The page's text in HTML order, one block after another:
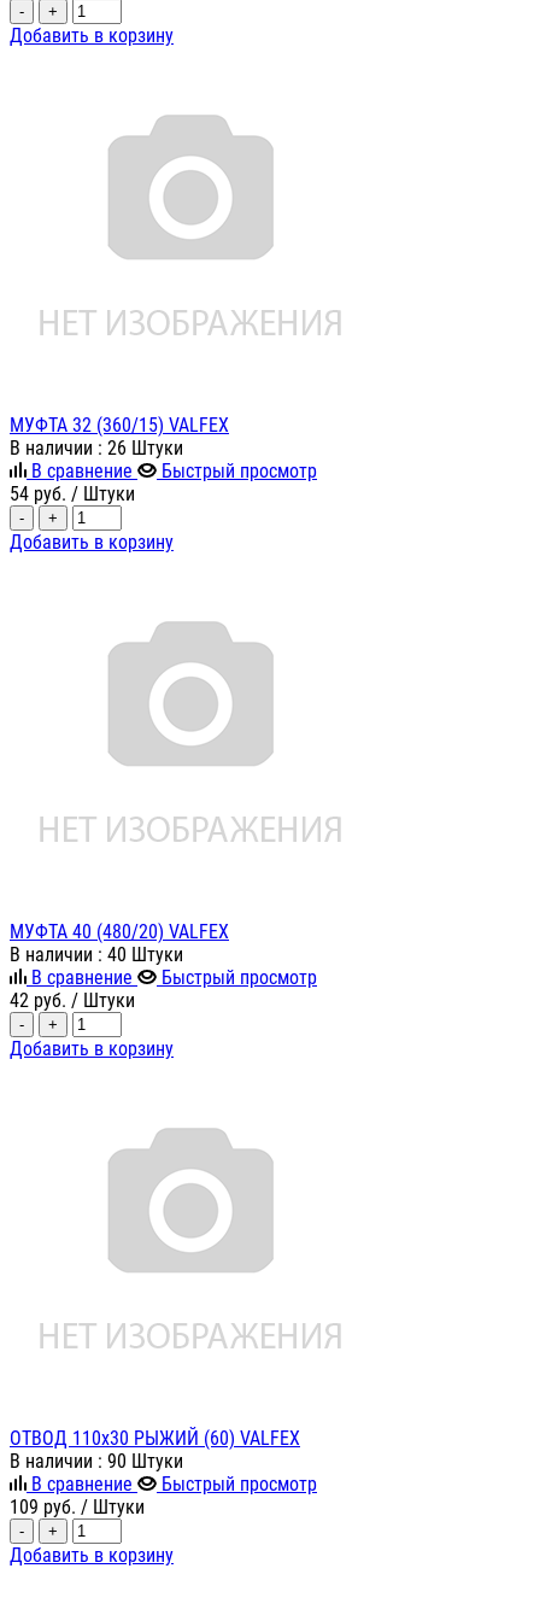
- +
Добавить в корзину
МУФТА 32 (360/15) VALFEX
В наличии : 26 Штуки
В сравнение
Быстрый просмотр
54 руб. / Штуки
- +
Добавить в корзину
МУФТА 40 (480/20) VALFEX
В наличии : 40 Штуки
В сравнение
Быстрый просмотр
42 руб. / Штуки
- +
Добавить в корзину
ОТВОД 110х30 РЫЖИЙ (60) VALFEX
В наличии : 90 Штуки
В сравнение
Быстрый просмотр
109 руб. / Штуки
- +
Добавить в корзину